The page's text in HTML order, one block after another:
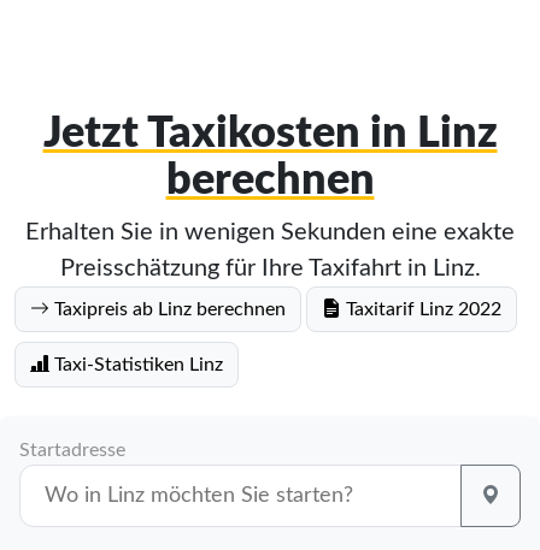
Jetzt Taxikosten in Linz
berechnen
Erhalten Sie in wenigen Sekunden eine exakte
Preisschätzung für Ihre Taxifahrt in Linz.
Taxipreis ab Linz berechnen Taxitarif Linz 2022
Taxi-Statistiken Linz
Startadresse